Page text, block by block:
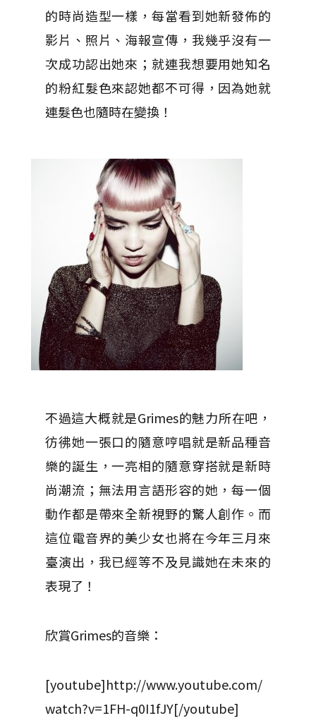
的時尚造型一樣，每當看到她新發佈的
影片、照片、海報宣傳，我幾乎沒有一
次成功認出她來；就連我想要用她知名
的粉紅髮色來認她都不可得，因為她就
連髮色也隨時在變換！
不過這大概就是Grimes的魅力所在吧，
彷彿她一張口的隨意哼唱就是新品種音
樂的誕生，一亮相的隨意穿搭就是新時
尚潮流；無法用言語形容的她，每一個
動作都是帶來全新視野的驚人創作。而
這位電音界的美少女也將在今年三月來
臺演出，我已經等不及見識她在未來的
表現了！
欣賞Grimes的音樂：
[youtube]http://www.youtube.com/
watch?v=1FH-q0I1fJY[/youtube]